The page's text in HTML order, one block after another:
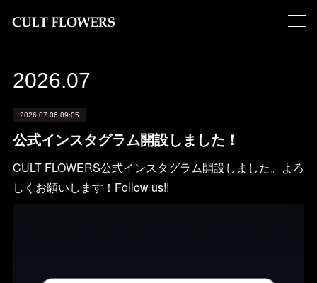
2026.07
2026.07.06 09:05
公式インスタグラム開設しました！
CULT FLOWERS公式インスタグラム開設しました。よろ
しくお願いします！Follow us!!